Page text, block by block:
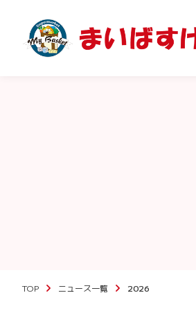
TOP ニュース一覧 2026